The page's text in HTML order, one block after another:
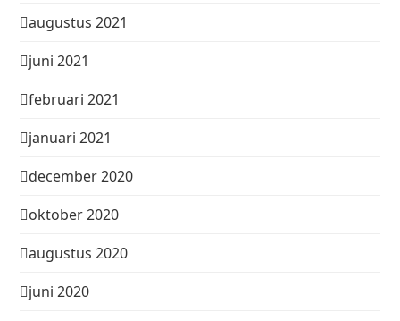
augustus 2021
juni 2021
februari 2021
januari 2021
december 2020
oktober 2020
augustus 2020
juni 2020